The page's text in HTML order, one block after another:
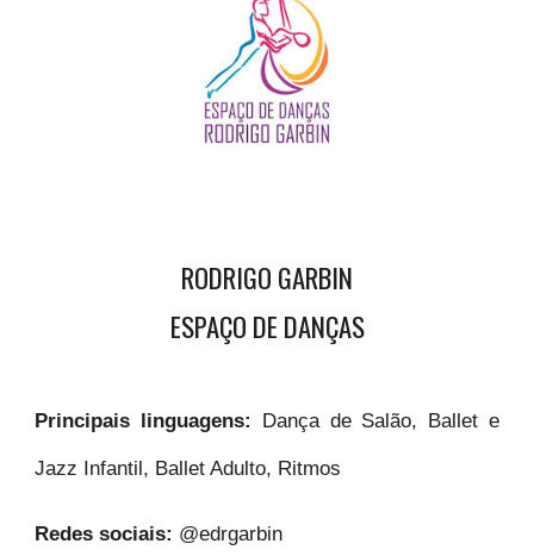
RODRIGO GARBIN
ESPAÇO DE DANÇAS
Principais linguagens: Dança de Salão, Ballet e
Jazz Infantil, Ballet Adulto, Ritmos
Redes sociais: @edrgarbin